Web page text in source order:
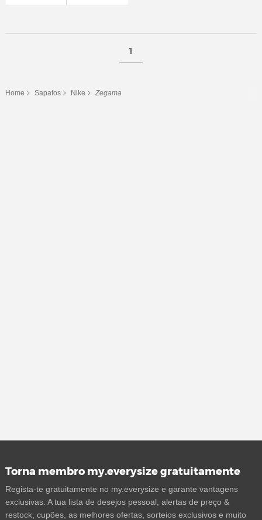
1
Home Sapatos Nike Zegama
Torna membro my.everysize gratuitamente
Regista-te gratuitamente no my.everysize e garante vantagens
exclusivas. A tua lista de desejos pessoal, alertas de preço &
restock, cupões, as melhores ofertas, sorteios exclusivos e muito